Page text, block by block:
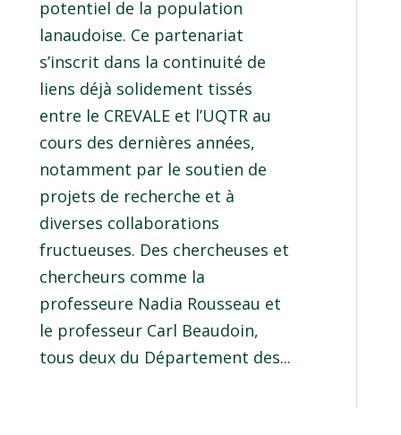
potentiel de la population
lanaudoise. Ce partenariat
s’inscrit dans la continuité de
liens déjà solidement tissés
entre le CREVALE et l’UQTR au
cours des dernières années,
notamment par le soutien de
projets de recherche et à
diverses collaborations
fructueuses. Des chercheuses et
chercheurs comme la
professeure Nadia Rousseau et
le professeur Carl Beaudoin,
tous deux du Département des...